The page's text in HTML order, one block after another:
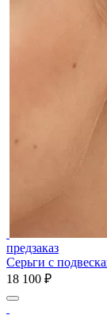
предзаказ
Серьги с
18 100 ₽